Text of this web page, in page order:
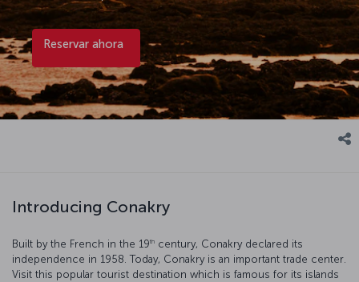
Reservar ahora
Introducing Conakry
Built by the French in the 19th century, Conakry declared its
independence in 1958. Today, Conakry is an important trade center.
Visit this popular tourist destination which is famous for its islands